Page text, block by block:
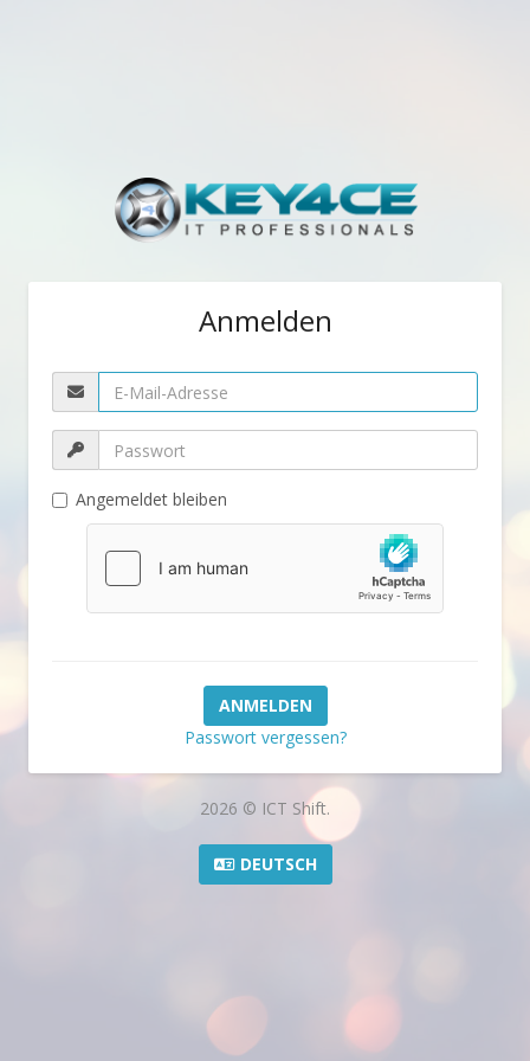
Anmelden
Angemeldet bleiben
Passwort vergessen?
2026 © ICT Shift.
DEUTSCH